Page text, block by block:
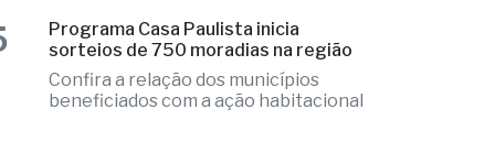
Programa Casa Paulista inicia
sorteios de 750 moradias na região
Confira a relação dos municípios
beneficiados com a ação habitacional